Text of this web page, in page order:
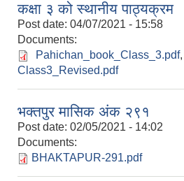
कक्षा ३ को स्थानीय पाठ्यक्रम
Post date: 04/07/2021 - 15:58
Documents:
Pahichan_book_Class_3.pdf,
Class3_Revised.pdf
भक्तपुर मासिक अंक २९१
Post date: 02/05/2021 - 14:02
Documents:
BHAKTAPUR-291.pdf